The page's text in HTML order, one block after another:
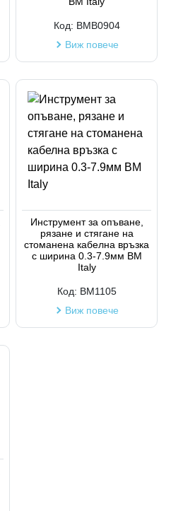
Код: BMB0904
Виж повече
Инструмент за опъване,
рязане и стягане на
стоманена кабелна връзка
с ширина 0.3-7.9мм BM
Italy
Код: BM1105
Виж повече